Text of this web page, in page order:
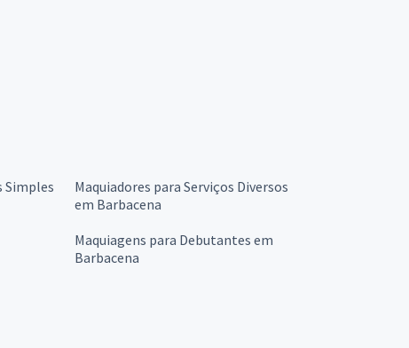
Simples
Maquiadores para Serviços Diversos
em Barbacena
Maquiagens para Debutantes em
Barbacena